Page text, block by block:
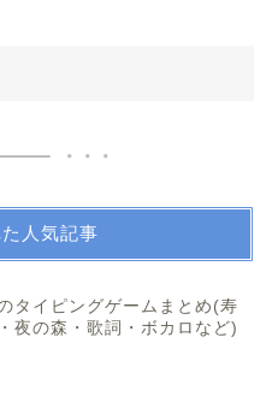
人気記事
タイピングゲームまとめ(寿
夜の森・歌詞・ボカロなど)